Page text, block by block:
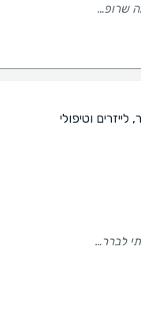
מקצועית, סבלנית אנושית בקיצור יש לה הכל מה שרופאה צריכה
וטיפולי
מזה מס׳ שנים היה לי נגע בשפה העליונה ופחדתי לברר לגביו, הגעתי לד״ר עומר לביקור בנושא אחר ושאלתי לגבי הנגע, ד״ר עומר נתן אבחנה מדוייקת ומאחר והנגע הפריע לי אסטטית המליץ לי על הסרה בלייזר,- הנגע הוסר ובפתולוגיה אובחן כתקין- בדיוק כפי שאיבחן ד״ר עומר טיפולים מסוג זה קשים לי מאחר ואני סובלת מתסמונת החלוק הלבן( לחץ מרופאים) אבל ד״ר עומר דאג להרגיע, נתן יחס חם אישי ומקצועי והתוצאה- מושלמת!! תודה לעומר וצוות מרפאתו על היחס המסור והמקצועי- ממליצה בחום!!